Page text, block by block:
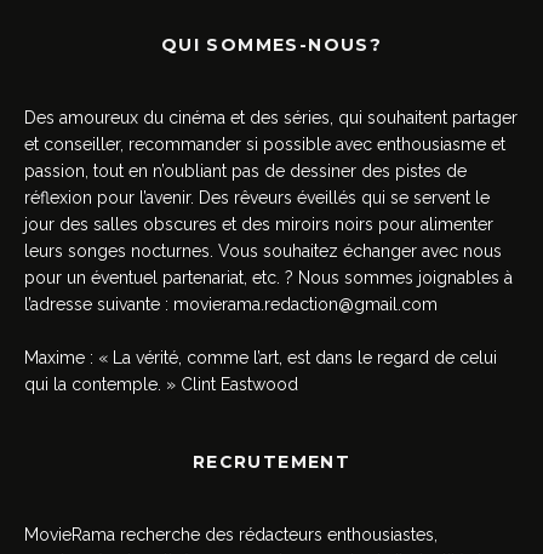
QUI SOMMES-NOUS?
Des amoureux du cinéma et des séries, qui souhaitent partager
et conseiller, recommander si possible avec enthousiasme et
passion, tout en n’oubliant pas de dessiner des pistes de
réflexion pour l’avenir. Des rêveurs éveillés qui se servent le
jour des salles obscures et des miroirs noirs pour alimenter
leurs songes nocturnes. Vous souhaitez échanger avec nous
pour un éventuel partenariat, etc. ? Nous sommes joignables à
l’adresse suivante : movierama.redaction@gmail.com
Maxime : « La vérité, comme l’art, est dans le regard de celui
qui la contemple. » Clint Eastwood
RECRUTEMENT
MovieRama recherche des rédacteurs enthousiastes,